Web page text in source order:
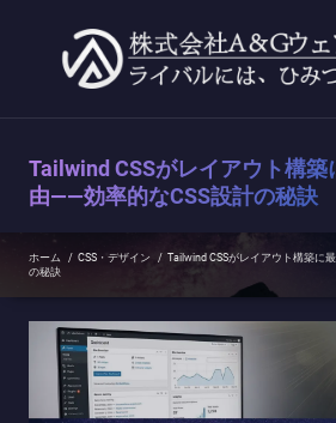
へ
Tailwind CSSがレイアウト構築
由——効率的なCSS設計の秘訣
ホーム / CSS・デザイン / Tailwind CSSがレイアウト構築に
の秘訣